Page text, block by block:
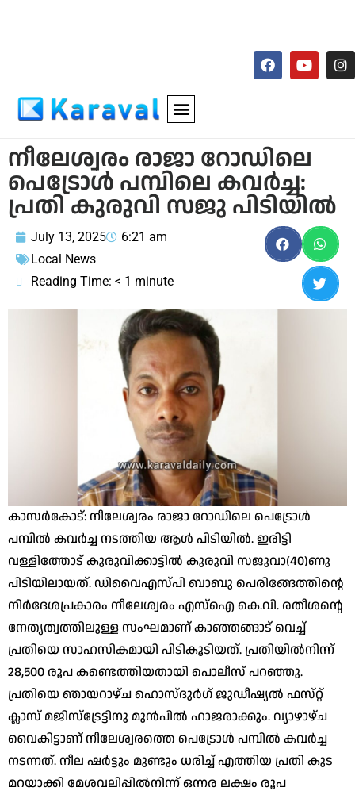
നീലേശ്വരം രാജാ റോഡിലെ
പെട്രോൾ പമ്പിലെ കവർച്ച:
പ്രതി കുരുവി സജു പിടിയിൽ
July 13, 2025
6:21 am
Local News
Reading Time: < 1 minute
കാസർകോട്: നീലേശ്വരം രാജാ റോഡിലെ പെട്രോൾ
പമ്പിൽ കവർച്ച നടത്തിയ ആൾ പിടിയിൽ. ഇരിട്ടി
വള്ളിത്തോട് കുരുവിക്കാട്ടിൽ കുരുവി സജുവാ(40)ണു
പിടിയിലായത്. ഡിവൈഎസ്‌പി ബാബു പെരിങ്ങേത്തിൻ്റെ
നിർദേശപ്രകാരം നീലേശ്വരം എസ്ഐ കെ.വി. രതീശന്റെ
നേതൃത്വത്തിലുള്ള സംഘമാണ് കാഞ്ഞങ്ങാട് വെച്ച്
പ്രതിയെ സാഹസികമായി പിടികൂടിയത്. പ്രതിയിൽനിന്ന്
28,500 രൂപ കണ്ടെത്തിയതായി പൊലീസ് പറഞ്ഞു.
പ്രതിയെ ഞായറാഴ്ച ഹൊസ്‌ദുർഗ് ജുഡീഷ്യൽ ഫസ്‌റ്റ്
ക്ലാസ് മജിസ്ട്രേട്ടിനു മുൻപിൽ ഹാജരാക്കും. വ്യാഴാഴ്ച
വൈകിട്ടാണ് നീലേശ്വരത്തെ പെട്രോൾ പമ്പിൽ കവർച്ച
നടന്നത്. നീല ഷർട്ടും മുണ്ടും ധരിച്ച് എത്തിയ പ്രതി കുട
മറയാക്കി മേശവലിപ്പിൽനിന്ന്‌ ഒന്നര ലക്ഷം രൂപ